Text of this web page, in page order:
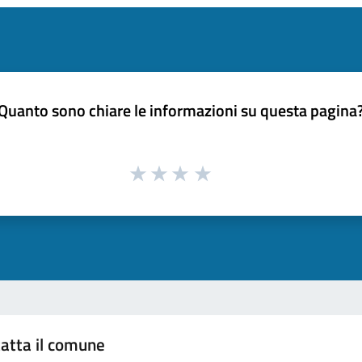
sono chiare le informazioni su questa
il comune